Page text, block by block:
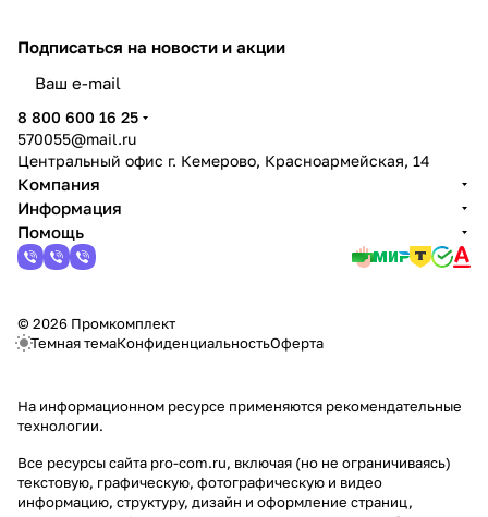
Подписаться на новости и акции
8 800 600 16 25
570055@mail.ru
Центральный офис г. Кемерово, Красноармейская, 14
Компания
Информация
Помощь
© 2026 Промкомплект
Темная темаКонфиденциальностьОферта
На информационном ресурсе применяются рекомендательные
технологии.
Все ресурсы сайта pro-com.ru, включая (но не ограничиваясь)
текстовую, графическую, фотографическую и видео
информацию, структуру, дизайн и оформление страниц,